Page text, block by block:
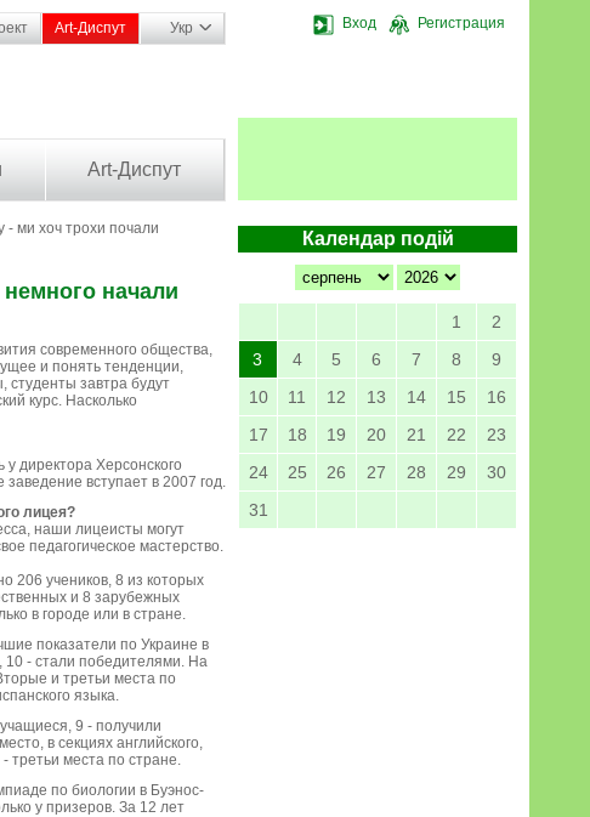
Вход Регистрация
Art-Диспут Укр
Art-Диспут
Календар подій
1
2
3
4 5 6 7 8
9
10
11 12 13 14 15
16
17
18 19 20 21 22
23
24
25 26 27 28 29
30
31
- ми хоч трохи почали
начали
современного общества,
и понять тенденции,
завтра будут
курс. Насколько
директора Херсонского
вступает в 2007 год.
лицея?
наши лицеисты могут
педагогическое мастерство.
206 учеников, 8 из которых
и 8 зарубежных
в городе или в стране.
показатели по Украине в
10 - стали победителями. На
и третьи места по
языка.
9 - получили
в секциях английского,
третьи места по стране.
по биологии в Буэнос-
у призеров. За 12 лет